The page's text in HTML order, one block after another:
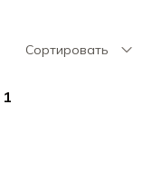
Сортировать
1